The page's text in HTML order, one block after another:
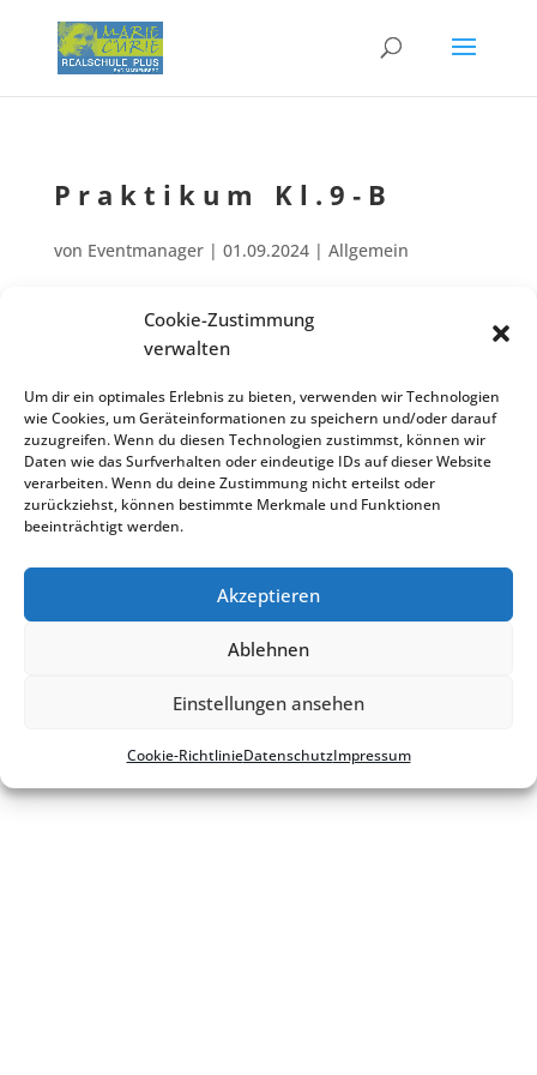
Cookie-Zustimmung
verwalten
Um dir ein optimales Erlebnis zu bieten, verwenden wir Technologien
wie Cookies, um Geräteinformationen zu speichern und/oder darauf
zuzugreifen. Wenn du diesen Technologien zustimmst, können wir
Daten wie das Surfverhalten oder eindeutige IDs auf dieser Website
verarbeiten. Wenn du deine Zustimmung nicht erteilst oder
zurückziehst, können bestimmte Merkmale und Funktionen
beeinträchtigt werden.
Akzeptieren
Ablehnen
Einstellungen ansehen
Cookie-Richt­li­nieDaten­schutzImpres­sum
Prakti­kum Kl.9‑B
von Eventmanager| 01.09.2024| Allgemein
Sep.
Schulisch beglei­te­tes Betriebs­prak­ti­kum der Klassen 09‑B,
11. Oktober!
Zurück zur Veranstaltungsliste
Kontakt
Cookie-Richt­­li­­nie